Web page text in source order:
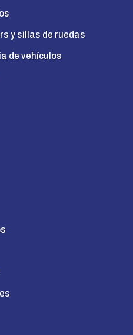
y sillas de ruedas
de vehículos